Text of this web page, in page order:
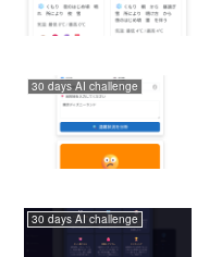
30 days AI challenge
30 days AI challenge